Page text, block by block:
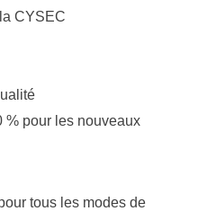
CYSEC
% pour les nouveaux
tous les modes de